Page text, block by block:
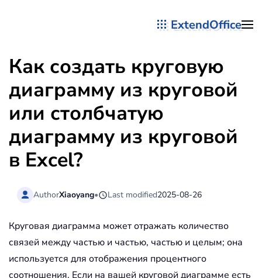
ExtendOffice
Как создать круговую
диаграмму из круговой
или столбчатую
диаграмму из круговой
в Excel?
AuthorXiaoyang• Last modified2025-08-26
Круговая диаграмма может отражать количество
связей между частью и частью, частью и целым; она
используется для отображения процентного
соотношения. Если на вашей круговой диаграмме есть